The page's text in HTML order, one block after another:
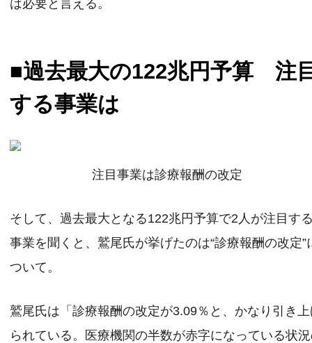
は必要と言える。
■過去最大の122兆円予算 注
する事業は
注目事業は診療報酬の改定
そして、過去最大となる122兆円予算で2人が注目す
事業を聞くと、鷲尾氏が挙げたのは“診療報酬の改定”
ついて。
鷲尾氏は「診療報酬の改定が3.09％と、かなり引き
られている。医療機関の半数が赤字になっている状